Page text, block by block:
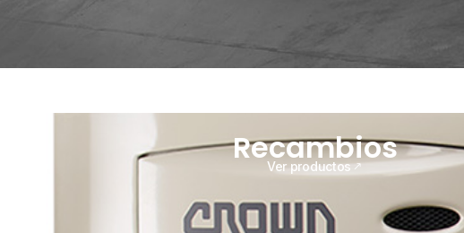
Recambios
Ver productos